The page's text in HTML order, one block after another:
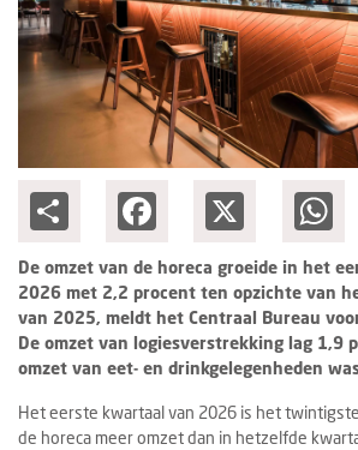
Personalia
HotelSummit
Facebook
De omzet van de horeca groeide in het
2026 met 2,2 procent ten opzichte van
van 2025, meldt het Centraal Bureau
De omzet van logiesverstrekking lag 1,9
omzet van eet- en drinkgelegenheden
Het eerste kwartaal van 2026 is het
de horeca meer omzet dan in hetzelfde